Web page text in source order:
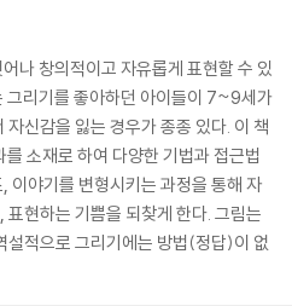
나 창의적이고 자유롭게 표현할 수 있
그리기를 좋아하던 아이들이 7~9세가
신감을 잃는 경우가 종종 있다. 이 책
소재로 하여 다양한 기법과 접근법
이야기를 변형시키는 과정을 통해 자
현하는 기쁨을 되찾게 한다. 그림는
설적으로 그리기에는 방법(정답)이 없